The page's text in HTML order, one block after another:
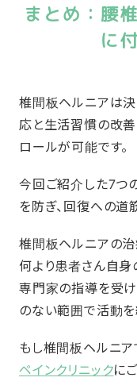
まとめ： 腰
に
椎間板ヘルニアは決
応と生活習慣の改善
ロールが可能です。
今回ご紹介した7つ
を防ぎ、回復への道
椎間板ヘルニアの
何より患者さん自身
専門家の指導を受け
のない範囲で活動を
もし椎間板ヘルニア
ペインクリニックに